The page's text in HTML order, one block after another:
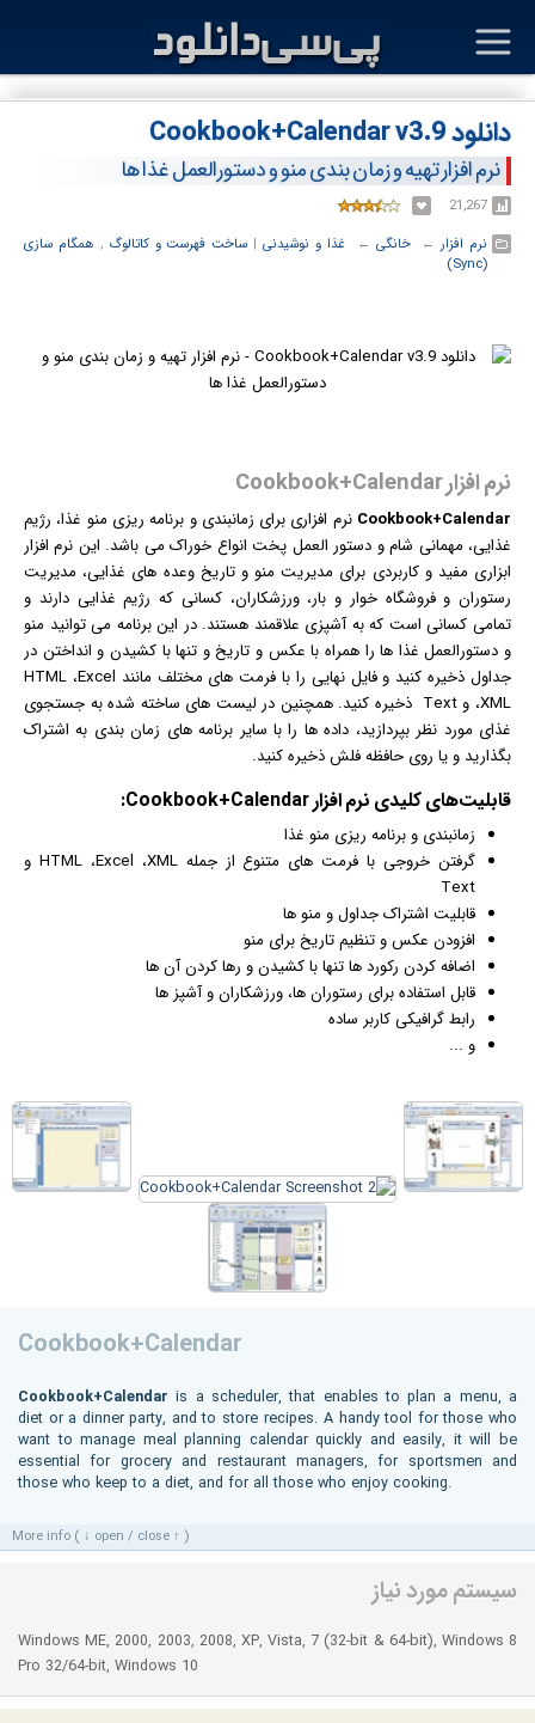
دانلود Cookbook+Calendar v3.9
نرم افزار تهیه و زمان بندی منو و دستورالعمل غذا ها
21,267
نرم افزار← ‏خانگی ← ‏غذا و نوشیدنی‏| ساخت فهرست و کاتالوگ , همگام سازی
(Sync)
نرم افزار Cookbook+Calendar
Cookbook+Calendar نرم افزاری برای زمانبندی و برنامه ریزی منو غذا، رژیم
غذایی، مهمانی شام و دستور العمل پخت انواع خوراک می باشد. این نرم افزار
ابزاری مفید و کاربردی برای مدیریت منو و تاریخ وعده های غذایی، مدیریت
رستوران و فروشگاه خوار و بار، ورزشکاران، کسانی که رژیم غذایی دارند و
تمامی کسانی است که به آشپزی علاقمند هستند. در این برنامه می توانید منو
و دستورالعمل غذا ها را همراه با عکس و تاریخ و تنها با کشیدن و انداختن در
جداول ذخیره کنید و فایل نهایی را با فرمت های مختلف مانند HTML ،Excel
،XML و Text ذخیره کنید. همچنین در لیست های ساخته شده به جستجوی
غذای مورد نظر بپردازید، داده ها را با سایر برنامه های زمان بندی به اشتراک
بگذارید و یا روی حافظه فلش ذخیره کنید.
قابلیت‌های کلیدی نرم افزار
زمانبندی و برنامه ریزی منو غذا
گرفتن خروجی با فرمت های متنوع از جمله HTML ،Excel ،XML و
Text
قابلیت اشتراک جداول و منو ها
افزودن عکسو تنظیم تاریخ برای منو
اضافه کردن رکورد ها تنها با کشیدن و رها کردن آن ها
قابل استفاده برای رستوران ها، ورزشکاران و آشپز ها
رابطگرافیکی کاربر ساده
و ...
Cookbook+Calendar
Cookbook+Calendar is a scheduler, that enables to plan a menu, a
diet or a dinner party, and to store recipes. A handy tool for those who
want to manage meal planning calendar quickly and easily, it will be
essential for grocery and restaurant managers, for sportsmen and
those who keep to a diet, and for all those who enjoy cooking.
More info ( ↓ open / close ↑ )
سیستم مورد نیاز
Windows ME, 2000, 2003, 2008, XP, Vista, 7 (32-bit & 64-bit), Windows 8
Pro 32/64-bit, Windows 10